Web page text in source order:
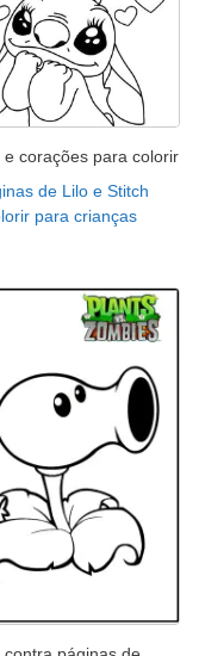
e corações para colorir
de Lilo e Stitch
para crianças